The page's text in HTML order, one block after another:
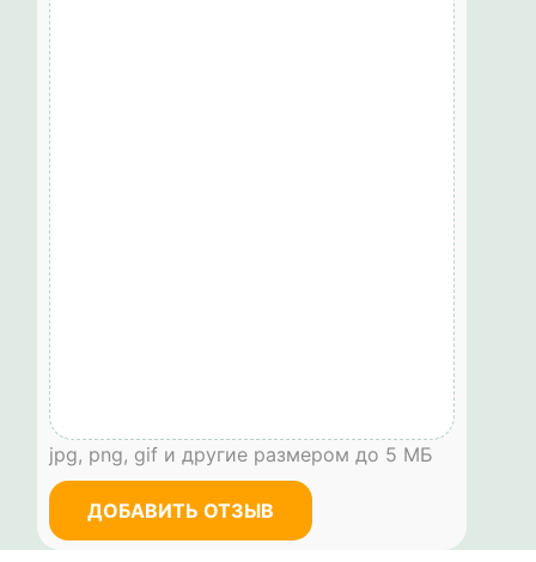
jpg, png, gif и другие размером до 5 МБ